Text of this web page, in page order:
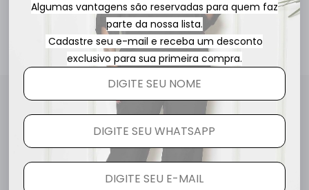
Avaliações
Este produto ainda não tem avaliações
SEJA O PRIMEIRO A AVALIAR
Algumas vantagens são reservadas para quem faz
parte da nossa lista.
Cadastre seu e-mail e receba um desconto
exclusivo para sua primeira compra.